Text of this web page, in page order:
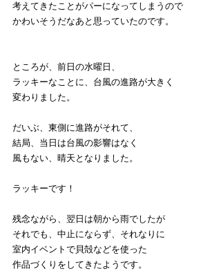
考えてきたことがパーになってしまうので
かわいそうだなあと思っていたのです。
ところが、前日の水曜日、
ラッキーなことに、台風の進路が大きく
変わりました。
だいぶ、東側に進路がそれて、
結局、当日は台風の影響はなく
風もない、晴天となりました。
ラッキーです！
残念ながら、翌日は朝から雨でしたが
それでも、中止にならず、それなりに
室内イベントで貝殻などを使った
作品づくりをしてきたようです。